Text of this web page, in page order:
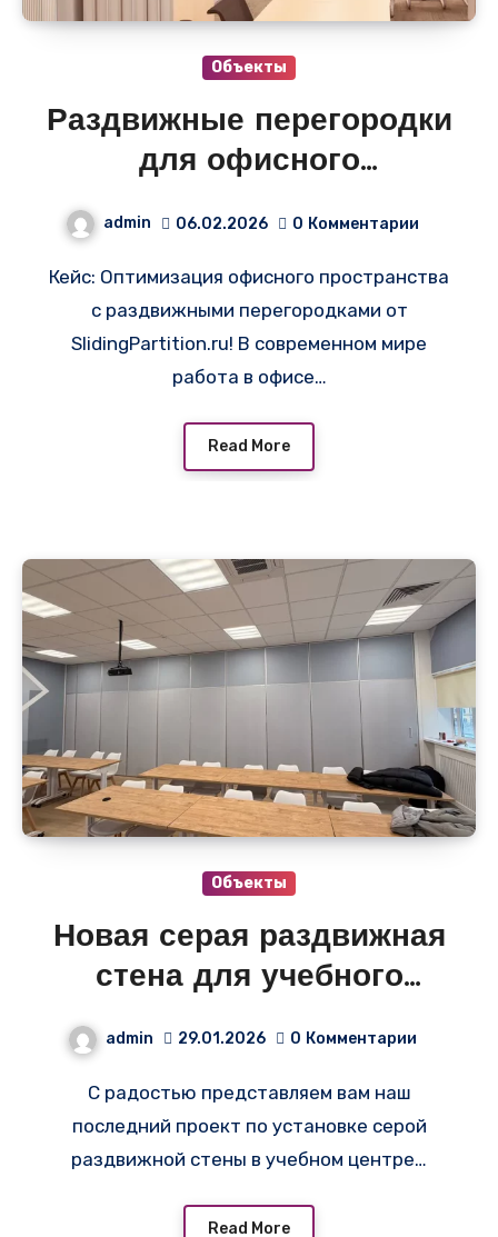
Объекты
Раздвижные перегородки
для офисного
admin 06.02.2026 0 Комментарии
Кейс: Оптимизация офисного пространства
с раздвижными перегородками от
SlidingPartition.ru! В современном мире
работа в офисе…
Read More
Объекты
Новая серая раздвижная
стена для учебного
центра «Морской Порт» в
admin 29.01.2026 0 Комментарии
С радостью представляем вам наш
последний проект по установке серой
раздвижной стены в учебном центре…
Read More